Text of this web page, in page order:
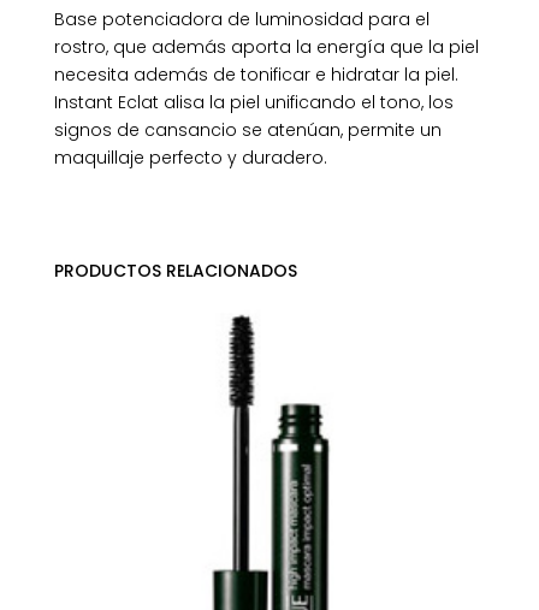
Base potenciadora de luminosidad para el
rostro, que además aporta la energía que la piel
necesita además de tonificar e hidratar la piel.
Instant Eclat alisa la piel unificando el tono, los
signos de cansancio se atenúan, permite un
maquillaje perfecto y duradero.
PRODUCTOS RELACIONADOS